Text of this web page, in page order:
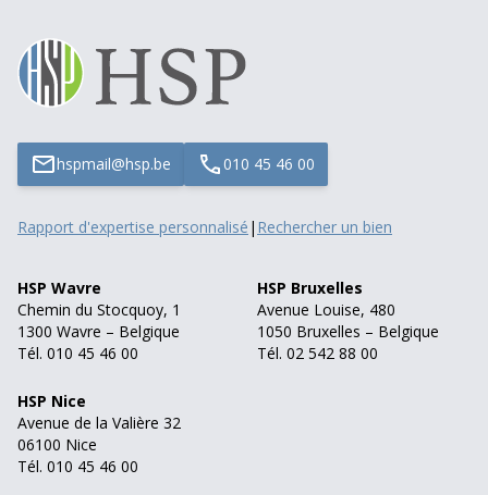
hspmail@hsp.be 010 45 46 00
Rapport d'expertise personnalisé | Rechercher un bien
HSP Wavre
Chemin du Stocquoy, 1
1300 Wavre – Belgique
Tél. 010 45 46 00
HSP Bruxelles
Avenue Louise, 480
1050 Bruxelles – Belgique
Tél. 02 542 88 00
HSP Nice
Avenue de la Valière 32
06100 Nice
Tél. 010 45 46 00